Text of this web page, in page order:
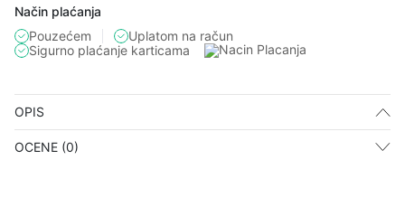
Način plaćanja
Pouzećem
Uplatom na račun
Sigurno plaćanje karticama
OPIS
OCENE (0)